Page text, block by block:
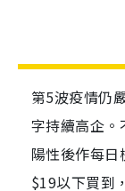
第5波疫情仍
字持續高企。
陽性後作每
$19以下買到